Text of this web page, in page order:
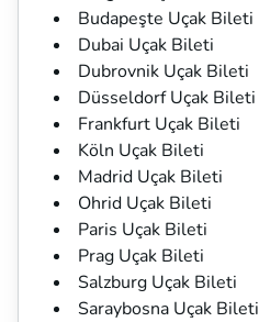
Budapeşte Uçak Bileti
Dubai Uçak Bileti
Dubrovnik Uçak Bileti
Düsseldorf Uçak Bileti
Frankfurt Uçak Bileti
Köln Uçak Bileti
Madrid Uçak Bileti
Ohrid Uçak Bileti
Paris Uçak Bileti
Prag Uçak Bileti
Salzburg Uçak Bileti
Saraybosna Uçak Bileti